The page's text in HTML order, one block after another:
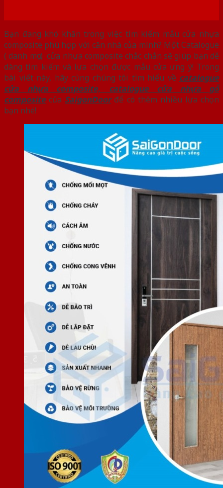
Bạn đang khó khăn trong việc tìm kiếm mẫu cửa nhựa
composite phù hợp với căn nhà của mình? Một Catalogue
( danh mục) cửa nhựa composite chắc chắn sẽ giúp bạn dễ
dàng tìm kiếm và lựa chọn được mẫu cửa ưng ý! Trong
bài viết này, hãy cùng chúng tôi tìm hiểu về catalogue
cửa nhựa composite, catalogue cửa nhựa gỗ
composite của SaigonDoorđể có thêm nhiều lựa chọn
bạn nhé!